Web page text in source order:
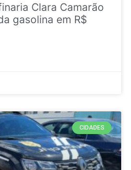
Clara Camarão
gasolina em R$
CIDADES